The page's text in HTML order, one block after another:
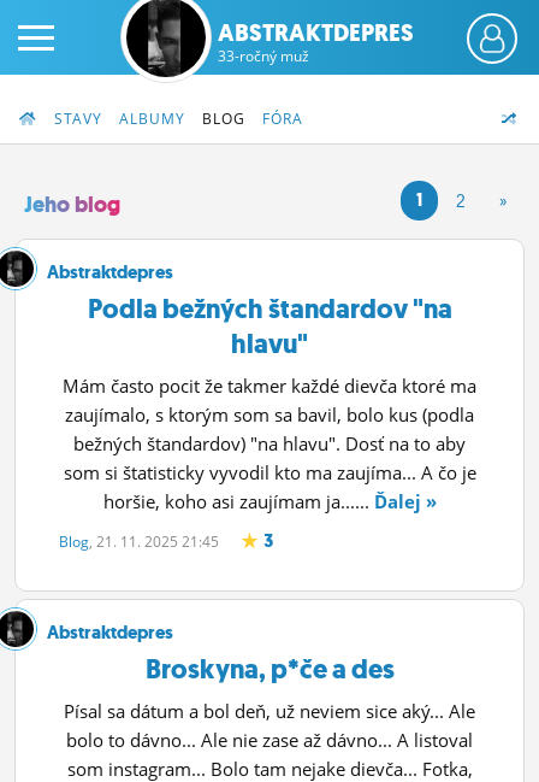
PRIHLÁS SA
ČINŽIAK
STATUSY
BLOGY
OBRÁZKY
NASTAVENIA
ROLETA
ABSTRAKTDEPRES
33-ročný muž
STAVY ALBUMY BLOG FÓRA
Jeho blog 1 2 »
Abstraktdepres
Podla bežných štandardov "na
hlavu"
Mám často pocit že takmer každé dievča ktoré ma
zaujímalo, s ktorým som sa bavil, bolo kus (podla
bežných štandardov) "na hlavu". Dosť na to aby
som si štatisticky vyvodil kto ma zaujíma... A čo je
horšie, koho asi zaujímam ja...... Ďalej »
Blog, 21. 11. 2025 21:45 3
Abstraktdepres
Broskyna, p*če a des
Písal sa dátum a bol deň, už neviem sice aký... Ale
bolo to dávno... Ale nie zase až dávno... A listoval
som instagram... Bolo tam nejake dievča... Fotka,